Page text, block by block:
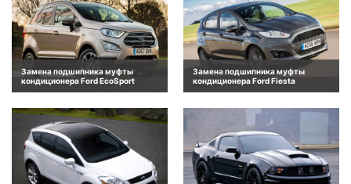
Замена подшипника муфты
кондиционера Ford EcoSport
Замена подшипника муфты
кондиционера Ford Fiesta